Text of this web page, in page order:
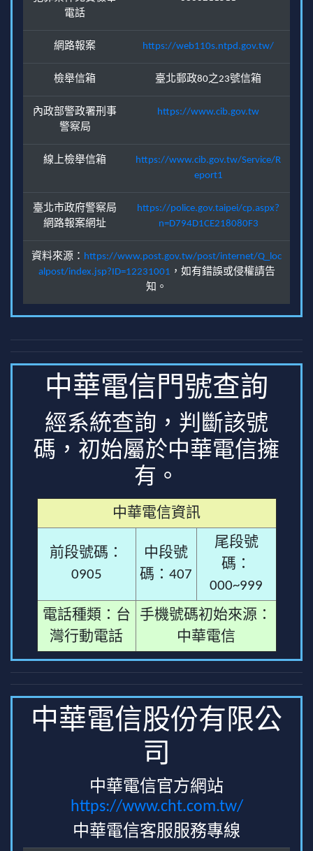
電話
網路報案 https://web110s.ntpd.gov.tw/
檢舉信箱 臺北郵政80之23號信箱
內政部警政署刑事
警察局
https://www.cib.gov.tw
線上檢舉信箱
https://www.cib.gov.tw/Service/R
eport1
臺北市政府警察局
網路報案網址
https://police.gov.taipei/cp.aspx?
n=D794D1CE218080F3
資料來源： https://www.post.gov.tw/post/internet/Q_loc
alpost/index.jsp?ID=12231001 ，如有錯誤或侵權請告
知。
中華電信門號查詢
經系統查詢，判斷該號
碼，初始屬於中華電信擁
有。
中華電信資訊
前段號碼：
0905
中段號
碼：407
尾段號
碼：
000~999
電話種類：台
灣行動電話
手機號碼初始來源：
中華電信
中華電信股份有限公
司
中華電信官方網站
https://www.cht.com.tw/
中華電信客服服務專線